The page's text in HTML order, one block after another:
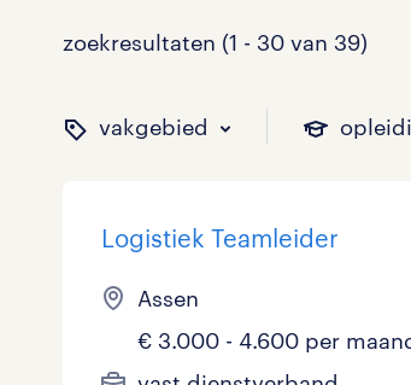
zoekresultaten (1 - 30 van 39)
vakgebied
binnen welk
Administratief 5
op welk niveau
Basisonderwijs 1
hoeveel uren
0 - 8 uur 0
welk soort
Detachering 2
Logistiek Teamleider
Assen
€ 3.000 - 4.600 per